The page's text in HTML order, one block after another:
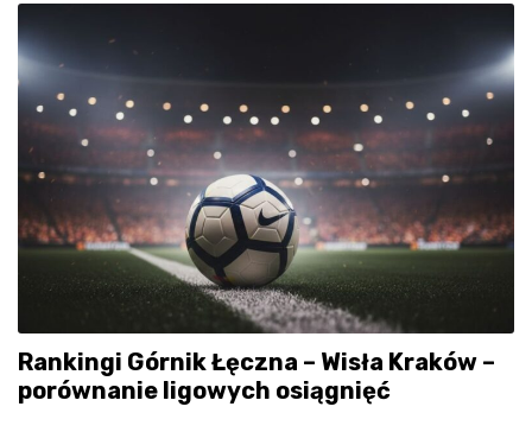
Rankingi Górnik Łęczna – Wisła Kraków –
porównanie ligowych osiągnięć